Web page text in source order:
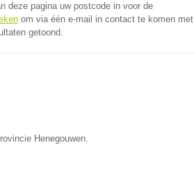
deze pagina uw postcode in voor de
om via één e-mail in contact te komen met
getoond.
Henegouwen.